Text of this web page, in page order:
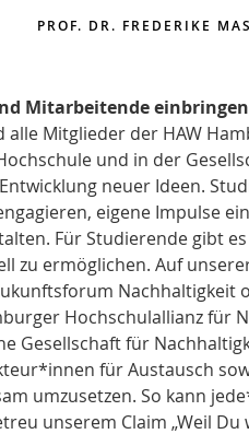
PROF. DR. FREDERIKE
Mitarbeitende
Mitglieder der HAW
und in der
neuer Ideen.
eigene Impulse
Für Studierende gibt
zu ermöglichen. Auf
Nachhaltigkeit
Hochschulallianz für
Gesellschaft für
für Austausch
umzusetzen. So kann
unserem Claim „Weil Du